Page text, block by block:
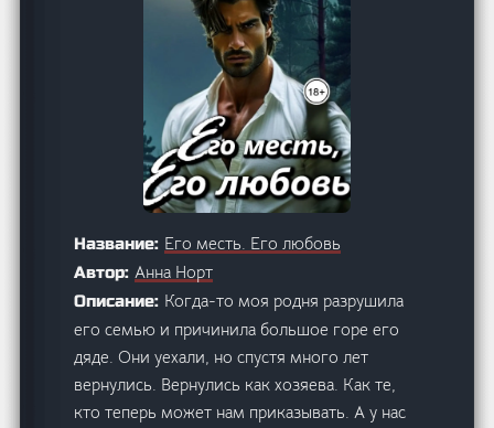
Название: Его месть. Его любовь
Автор:Анна Норт
Описание: Когда-то моя родня разрушила
его семью и причинила большое горе его
дяде. Они уехали, но спустя много лет
вернулись. Вернулись как хозяева. Как те,
кто теперь может нам приказывать. А у нас